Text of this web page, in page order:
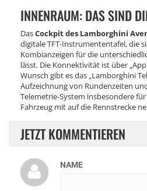
INNENRAUM: DAS SIND
DasCockpit des Lamborghini
digitale TFT-Instrumententafel, die
Kombianzeigen für die
lässt. Die Konnektivität ist über
Wunsch gibt es das „Lamborghini
Aufzeichnung von Rundenzeiten
Telemetrie-System insbesondere
Fahrzeug mit auf die Rennstrecke
JETZT KOMMENTIEREN
NAME